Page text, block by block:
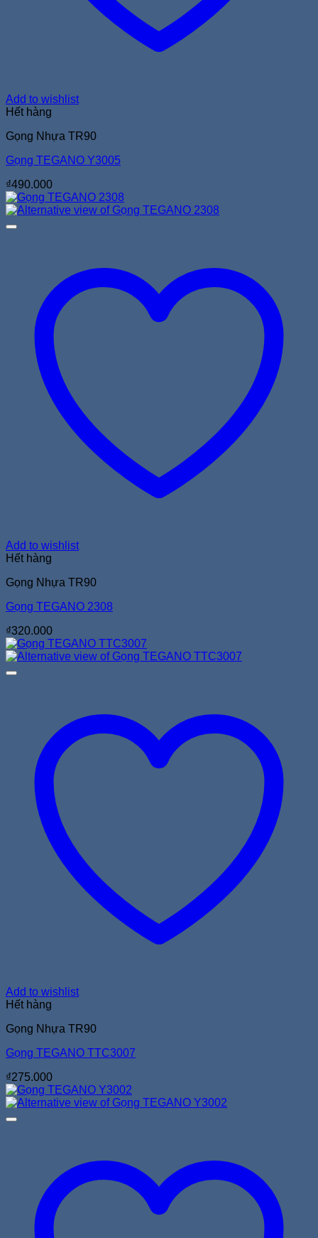
Add to wishlist
Hết hàng
Gọng Nhựa TR90
Gọng TEGANO Y3005
₫490.000
Add to wishlist
Hết hàng
Gọng Nhựa TR90
Gọng TEGANO 2308
₫320.000
Add to wishlist
Hết hàng
Gọng Nhựa TR90
Gọng TEGANO TTC3007
₫275.000